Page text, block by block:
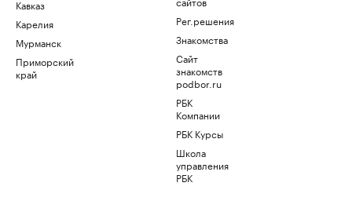
Кавказ
Карелия
Мурманск
Приморский
край
Рег.решения
Знакомства
Сайт
знакомств
podbor.ru
РБК
Компании
РБК Курсы
Школа
управления
РБК